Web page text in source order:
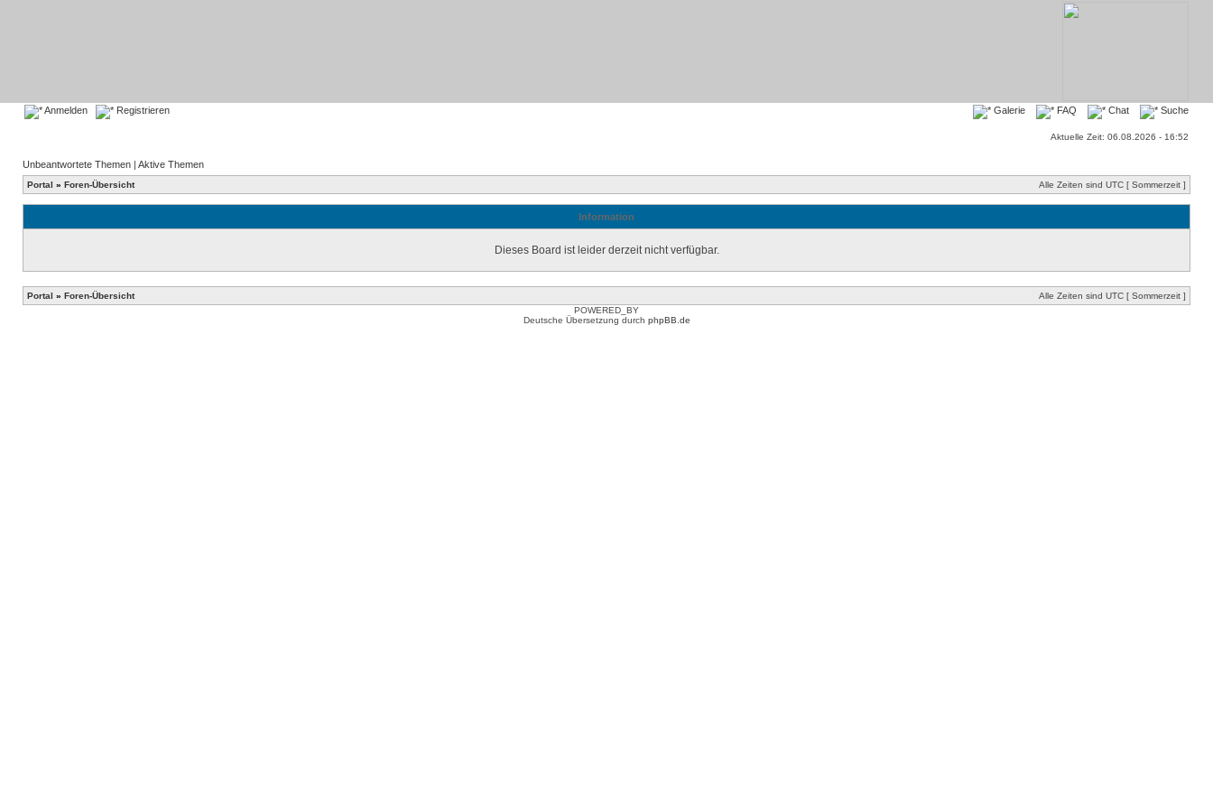
Anmelden Registrieren Galerie FAQ Chat Suche
Aktuelle Zeit: 06.08.2026 - 16:52
Unbeantwortete Themen | Aktive Themen
Portal » Foren-Übersicht Alle Zeiten sind UTC [ Sommerzeit ]
Information
Dieses Board ist leider derzeit nicht verfügbar.
Portal » Foren-Übersicht
Alle Zeiten sind UTC [ Sommerzeit ]
POWERED_BY
Deutsche Übersetzung durch phpBB.de